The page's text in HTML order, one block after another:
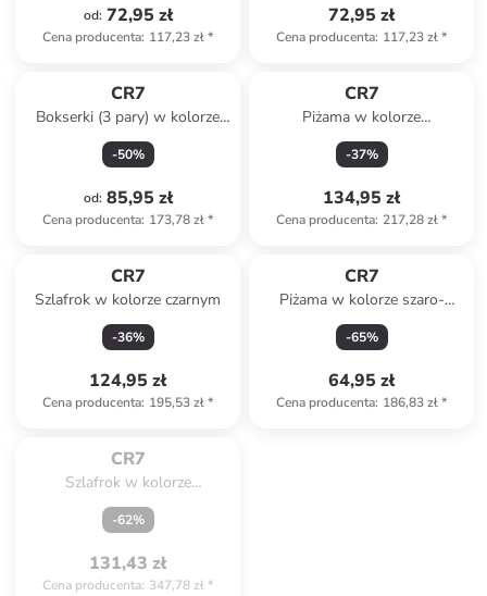
od: 72,95 zł
Cena producenta: 117,23 zł*
72,95 zł
Cena producenta: 117,23 zł*
CR7
Bokserki (3 pary) w kolorze
granatowym
-50%
od: 85,95 zł
Cena producenta: 173,78 zł*
CR7
Piżama w kolorze
antracytowym
-37%
134,95 zł
Cena producenta: 217,28 zł*
CR7
Szlafrok w kolorze czarnym
-36%
124,95 zł
Cena producenta: 195,53 zł*
CR7
Piżama w kolorze szaro-
antracytowym
-65%
64,95 zł
Cena producenta: 186,83 zł*
Wyprzedane
CR7
Szlafrok w kolorze
antracytowym
-62%
131,43 zł
Cena producenta: 347,78 zł*